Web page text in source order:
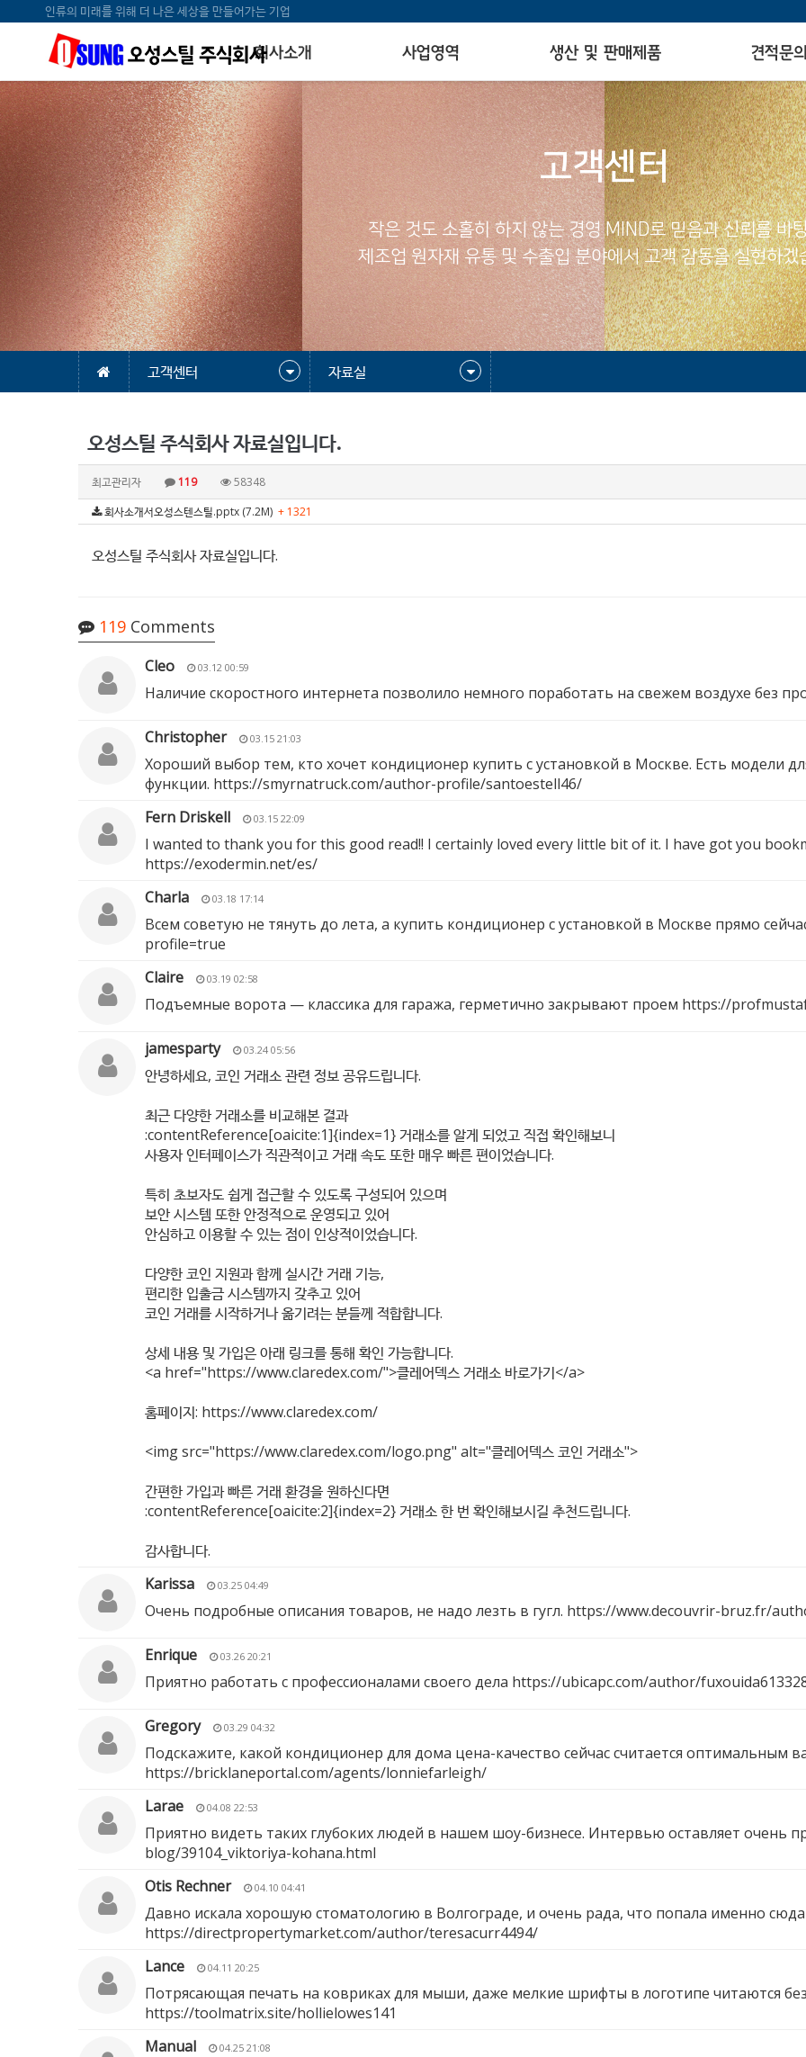
인류의 미래를 위해 더 나은 세상을 만들어가는 기업
회사소개 사업영역 생산 및 판매제품 견적문의
고객센터
작은 것도 소홀히 하지 않는 경영 MIND로 믿음과 신뢰를 바
제조업 원자재 유통 및 수출입 분야에서 고객 감동을 실현하겠
고객센터 자료실
오성스틸 주식회사 자료실입니다.
최고관리자 119 58348
회사소개서오성스텐스틸.pptx (7.2M) + 1321
오성스틸 주식회사 자료실입니다.
119 Comments
Cleo 03.12 00:59
Наличие скоростного интернета позволило немного поработать на свежем воздухе без
Christopher 03.15 21:03
Хороший выбор тем, кто хочет кондиционер купить с установкой в Москве. Есть модели
функции. https://smyrnatruck.com/author-profile/santoestell46/
Fern Driskell
03.15 22:09
I wanted to thank you for this good read!! I certainly loved every little bit of it. I have got you
https://exodermin.net/es/
Charla
03.18 17:14
Всем советую не тянуть до лета, а купить кондиционер с установкой в Москве прямо
profile=true
Claire
03.19 02:58
Подъемные ворота — классика для гаража, герметично закрывают проем https://
jamesparty 03.24 05:56
안녕하세요, 코인 거래소 관련 정보 공유드립니다.
최근 다양한 거래소를 비교해본 결과
:contentReference[oaicite:1]{index=1} 거래소를 알게 되었고 직접 확인해보니
사용자 인터페이스가 직관적이고 거래 속도 또한 매우 빠른 편이었습니다.
특히 초보자도 쉽게 접근할 수 있도록 구성되어 있으며
보안 시스템 또한 안정적으로 운영되고 있어
안심하고 이용할 수 있는 점이 인상적이었습니다.
다양한 코인 지원과 함께 실시간 거래 기능,
편리한 입출금 시스템까지 갖추고 있어
코인 거래를 시작하거나 옮기려는 분들께 적합합니다.
상세 내용 및 가입은 아래 링크를 통해 확인 가능합니다.
<a href="https://www.claredex.com/">클레어덱스 거래소 바로가기</a>
홈페이지: https://www.claredex.com/
<img src="https://www.claredex.com/logo.png" alt="클레어덱스 코인 거래소">
간편한 가입과 빠른 거래 환경을 원하신다면
:contentReference[oaicite:2]{index=2} 거래소 한 번 확인해보시길 추천드립니다.
감사합니다.
Karissa
03.25 04:49
Очень подробные описания товаров, не надо лезть в гугл. https://www.decouvrir-bruz.fr/
Enrique 03.26 20:21
Приятно работать с профессионалами своего дела https://ubicapc.com/author/
Gregory 03.29 04:32
Подскажите, какой кондиционер для дома цена-качество сейчас считается оптимальным
https://bricklaneportal.com/agents/lonniefarleigh/
Larae
04.08 22:53
Приятно видеть таких глубоких людей в нашем шоу-бизнесе. Интервью оставляет очень
blog/39104_viktoriya-kohana.html
Otis Rechner
04.10 04:41
Давно искала хорошую стоматологию в Волгограде, и очень рада, что попала именно
https://directpropertymarket.com/author/teresacurr4494/
Lance
04.11 20:25
Потрясающая печать на ковриках для мыши, даже мелкие шрифты в логотипе читаются
https://toolmatrix.site/hollielowes141
Manual
04.25 21:08